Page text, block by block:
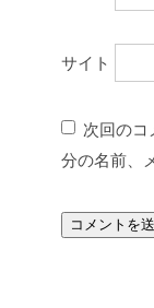
サイト
次回のコ
分の名前、